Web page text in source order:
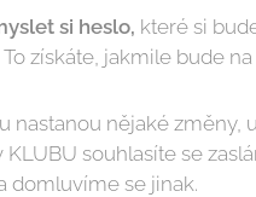
si heslo, které si
získáte, jakmile bude
nastanou nějaké změny,
souhlasíte se
domluvíme se jinak.